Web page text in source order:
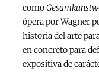
como
ópera por Wagner
historia del arte
en concreto para
expositiva de